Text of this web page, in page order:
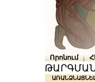
Որոնում